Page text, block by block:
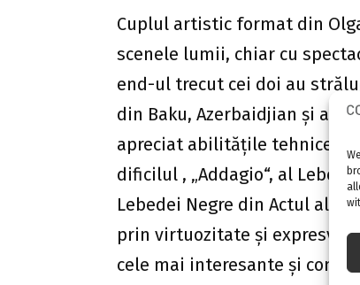
Cuplul artistic format din
scenele lumii, chiar cu
end-ul trecut cei doi au
din Baku, Azerbaidjian şi au
apreciat abilităţile tehnice
dificilul , „Addagio“, al
Lebedei Negre din Actul al
prin virtuozitate şi
cele mai interesante şi